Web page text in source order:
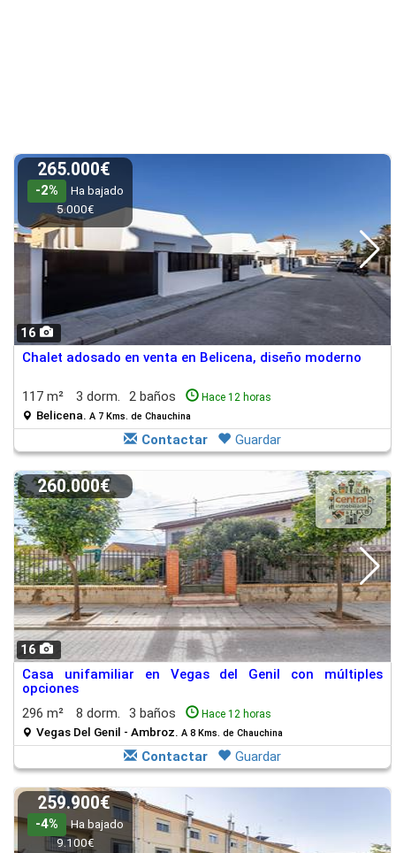
16
265.000€
-2%
Ha bajado
5.000€
Chalet adosado en venta en Belicena, diseño moderno
117 m² 3 dorm. 2 baños Hace 12 horas
Belicena. A 7 Kms. de Chauchina
Contactar Guardar
16
260.000€
Casa unifamiliar en Vegas del Genil con múltiples
opciones
296 m²
8 dorm. 3 baños Hace 12 horas
Vegas Del Genil - Ambroz. A 8 Kms. de Chauchina
Contactar Guardar
259.900€
-4%
Ha bajado
9.100€